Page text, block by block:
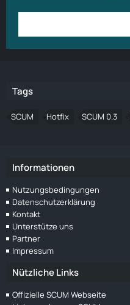
Tags
SCUM Hotfix SCUM 0.3
Informationen
Nutzungsbedingungen
Datenschutzerklärung
Kontakt
Unterstütze uns
Partner
Impressum
Nützliche Links
Offizielle SCUM Webseite